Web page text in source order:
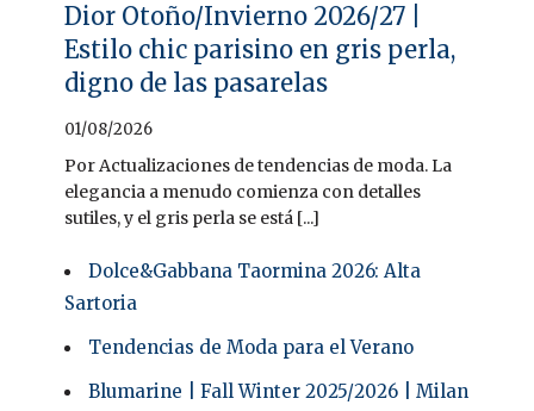
Dior Otoño/Invierno 2026/27 |
Estilo chic parisino en gris perla,
digno de las pasarelas
01/08/2026
Por Actualizaciones de tendencias de moda. La
elegancia a menudo comienza con detalles
sutiles, y el gris perla se está [...]
Dolce&Gabbana Taormina 2026: Alta
Sartoria
Tendencias de Moda para el Verano
Blumarine | Fall Winter 2025/2026 | Milan